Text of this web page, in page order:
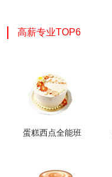
高薪专业TOP6
蛋糕西点全能班